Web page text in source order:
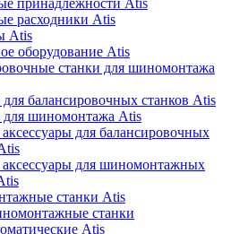
расходники Atis
Atis
оборудование Atis
станки для шиномонтажа
для балансировочных станков Atis
для шиномонтажа Atis
для балансировочных
для шиномонтажных
станки Atis
станки
Atis